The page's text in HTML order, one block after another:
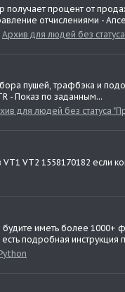
процент от
отчислениями -
Архив для людей без
пушей, трафбэка и
- Показ по заданным...
для людей без статуса
VT2 1558170182 если
иметь более
подробная инструкция